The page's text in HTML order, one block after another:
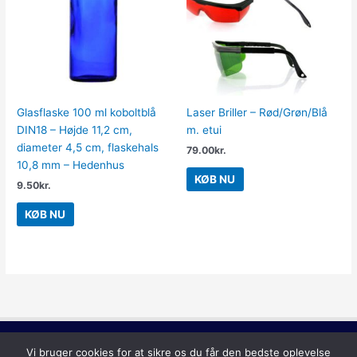
Glasflaske 100 ml koboltblå
DIN18 – Højde 11,2 cm,
diameter 4,5 cm, flaskehals
10,8 mm – Hedenhus
9.50kr.
KØB NU
Laser Briller – Rød/Grøn/Blå
m. etui
79.00kr.
KØB NU
Vi bruger cookies for at sikre os du får den bedste oplevelse